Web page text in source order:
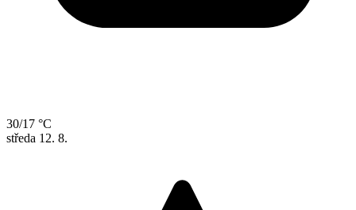
30/17 °C
středa 12. 8.